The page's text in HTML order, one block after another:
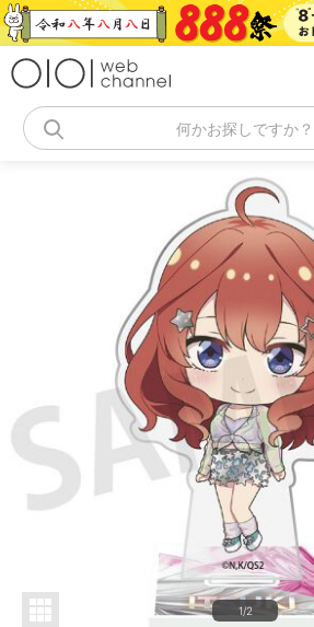
コ
ン
何かお探しですか？
1/2